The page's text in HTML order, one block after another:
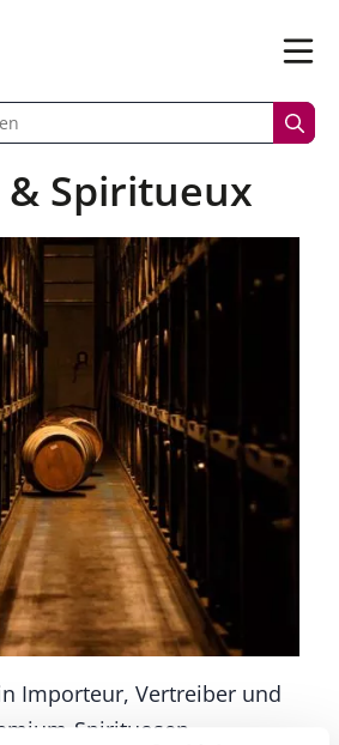
Menü
& Spiritueux
Importeur, Vertreiber und
Spirituosen.